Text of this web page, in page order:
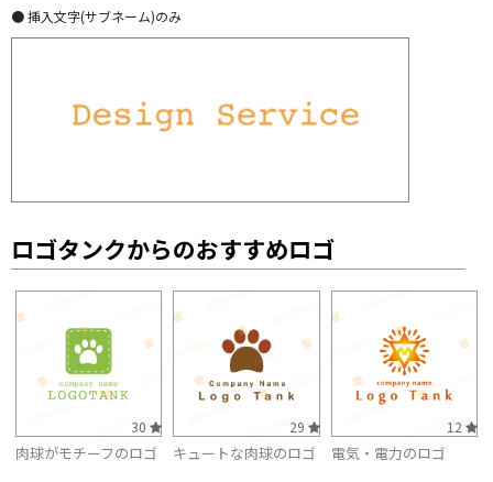
● 挿入文字(サブネーム)のみ
ロゴタンクからのおすすめロゴ
30
肉球がモチーフのロゴ
29
キュートな肉球のロゴ
12
電気・電力のロゴ